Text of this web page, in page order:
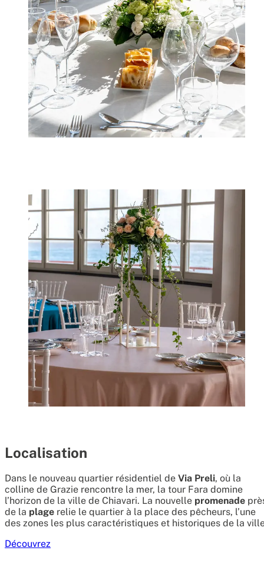
Localisation
Dans le nouveau quartier résidentiel de Via Preli, où la
colline de Grazie rencontre la mer, la tour Fara domine
l’horizon de la ville de Chiavari. La nouvelle promenade
de la plage relie le quartier à la place des pêcheurs, l’une
des zones les plus caractéristiques et historiques de la
Découvrez